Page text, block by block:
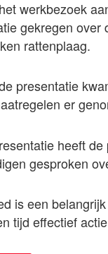
werkbezoek
gekregen
rattenplaag.
presentatie
er
heeft
gesproken
is een
tijd effectief